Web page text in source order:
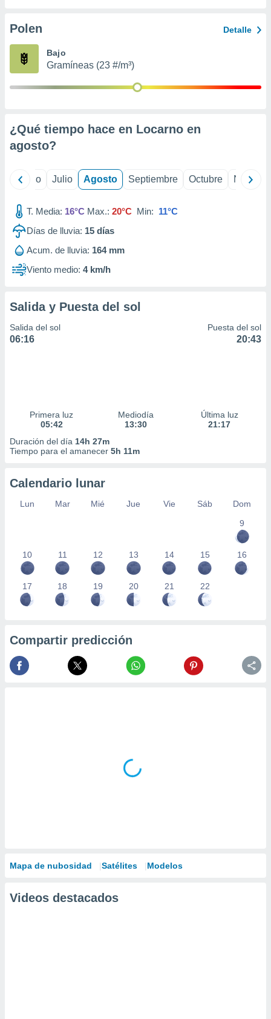
e
mediante
publicidad
publicidad
de
Polen Detalle
Bajo
Gramíneas (23 #/m³)
¿Qué tiempo hace en Locarno en
agosto?
Junio Julio Agosto Septiembre Octubre
T. Media: 16°C Max.: 20°C Min: 11°C
Días de lluvia: 15 días
Acum. de lluvia: 164 mm
Viento medio: 4 km/h
Salida y Puesta del sol
Salida del sol
06:16
Puesta del sol
20:43
Primera luz
05:42
Mediodía
13:30
Última luz
21:17
Duración del día 14h 27m
Tiempo para el amanecer 5h 11m
Calendario lunar
Lun Mar Mié Jue Vie Sáb
Dom
9
10 11 12 13 14 15 16
17 18 19 20 21 22
Compartir predicción
Mapa de nubosidad Satélites Modelos
Videos destacados